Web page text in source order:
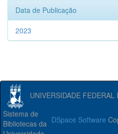
Data de Publicação
2023
UNIVERSIDADE FEDERAL
DSpace Software
Sistema de
Bibliotecas da